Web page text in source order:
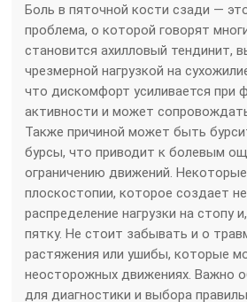
Боль в пяточной кости сзади —
проблема, о которой говорят
становится ахилловый тендинит,
чрезмерной нагрузкой на
что дискомфорт усиливается при
активности и может
Также причиной может быть
бурсы, что приводит к болевым
ограничению движений.
плоскостопии, которое создает
распределение нагрузки на стопу
пятку. Не стоит забывать и о
растяжения или ушибы, которые
неосторожных движениях. Важно
для диагностики и выбора